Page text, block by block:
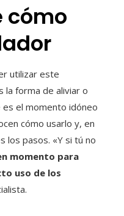
cómo
utilizar este
la forma de aliviar o
el momento idóneo
cómo usarlo y, en
los pasos. «Y si tú no
momento para
uso de los